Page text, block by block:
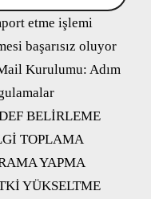
etme işlemi
başarısız oluyor
Kurulumu: Adım
BELİRLEME
TOPLAMA
YAPMA
YÜKSELTME